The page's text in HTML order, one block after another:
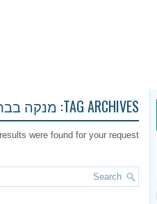
TAG ARCHIVES: מנקה
were found for your request!